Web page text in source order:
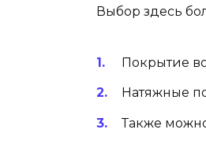
Выбор здесь
Покрытие
Натяжные
Также